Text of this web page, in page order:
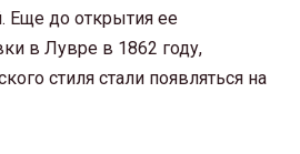
Еще до открытия ее
в Лувре в 1862 году,
стиля стали появляться на